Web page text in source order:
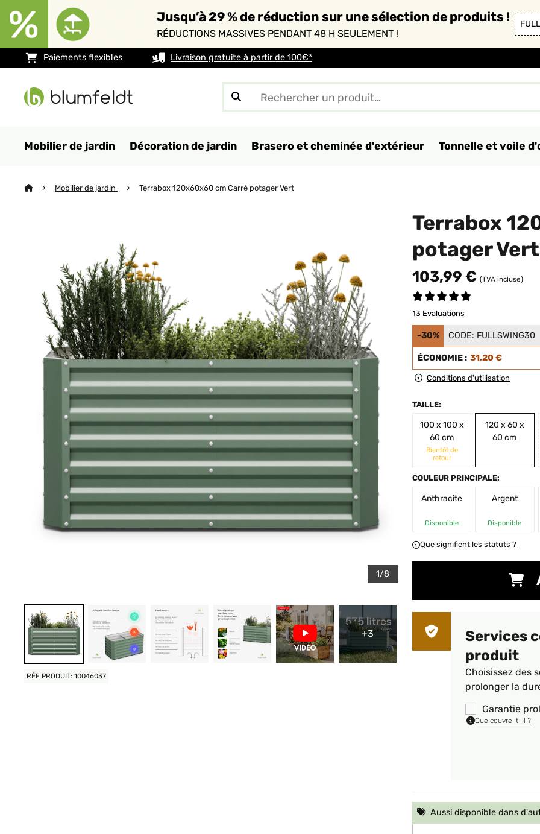
Jusqu’à 29 % de réduction sur une sélection de produits !
RÉDUCTIONS MASSIVES PENDANT 48 H SEULEMENT !
Paiements flexibles Livraison gratuite à partir de 100€*
Mobilier de jardin Décoration de jardin Brasero et cheminée d'extérieur Tonnelle et voile
Mobilier de jardin Terrabox 120x60x60 cm Carré potager Vert
1/8
+3
RÉF PRODUIT: 10046037
Terrabox
potager Vert
103,99 € (TVA incluse)
13 Evaluations
-30% CODE: FULLSWING30
ÉCONOMIE : 31,20 €
Conditions d'utilisation
TAILLE:
100 x 100 x
60 cm
Bientôt de
retour
120 x 60 x
60 cm
COULEUR PRINCIPALE:
Anthracite
Disponible
Argent
Disponible
Que signifient les statuts ?
Services
produit
Choisissez des
prolonger la
Garantie
Que couvre-t-il ?
Aussi disponible dans